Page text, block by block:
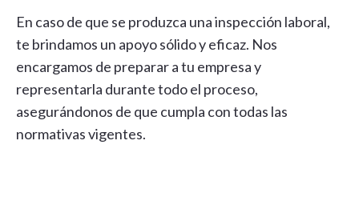
En caso de que se produzca una inspección laboral,
te brindamos un apoyo sólido y eficaz. Nos
encargamos de preparar a tu empresa y
representarla durante todo el proceso,
asegurándonos de que cumpla con todas las
normativas vigentes.